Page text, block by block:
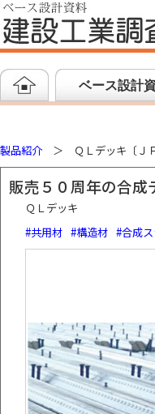
ベース設計
製品紹介 ＞ ＱＬデッキ 〔Ｊ
販売５０周年の合成
ＱＬデッキ
#共用材 #構造材 #合成